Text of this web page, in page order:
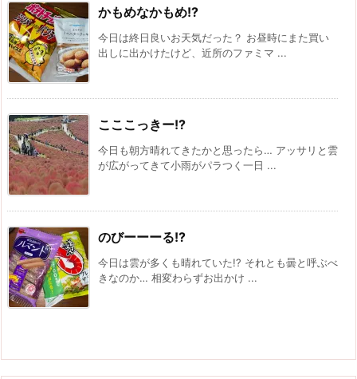
かもめなかもめ!?
今日は終日良いお天気だった？ お昼時にまた買い
出しに出かけたけど、近所のファミマ ...
こここっきー!?
今日も朝方晴れてきたかと思ったら… アッサリと雲
が広がってきて小雨がパラつく一日 ...
のびーーーる!?
今日は雲が多くも晴れていた!? それとも曇と呼ぶべ
きなのか… 相変わらずお出かけ ...